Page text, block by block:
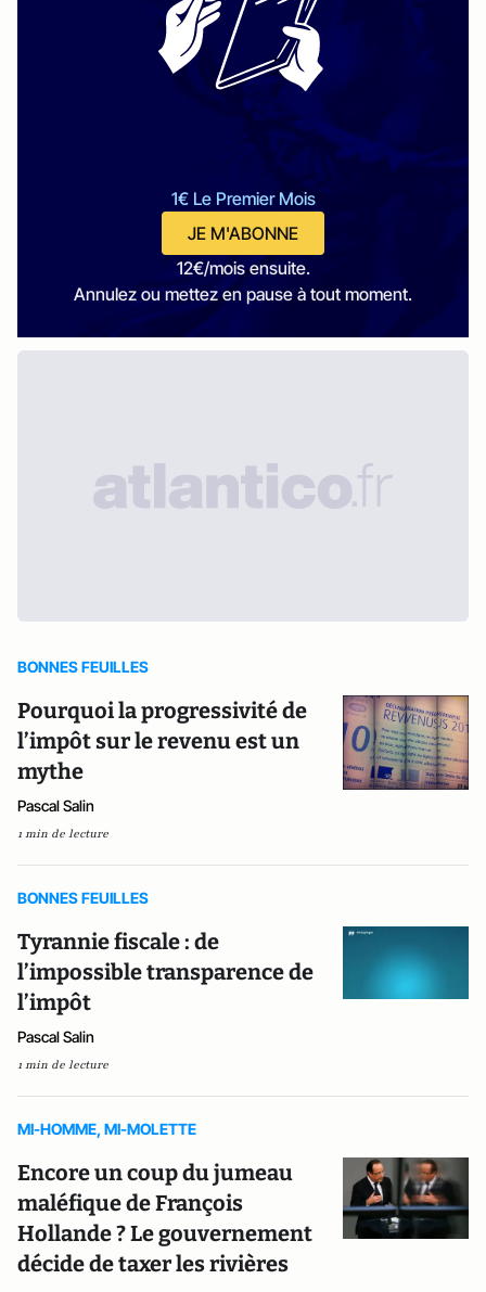
1€ Le Premier Mois
JE M'ABONNE
12€/mois ensuite.
Annulez ou mettez en pause à tout moment.
BONNES FEUILLES
Pourquoi la progressivité de
l’impôt sur le revenu est un
mythe
Pascal Salin
1 min de lecture
BONNES FEUILLES
Tyrannie fiscale : de
l’impossible transparence de
l’impôt
Pascal Salin
1 min de lecture
MI-HOMME, MI-MOLETTE
Encore un coup du jumeau
maléfique de François
Hollande ? Le gouvernement
décide de taxer les rivières